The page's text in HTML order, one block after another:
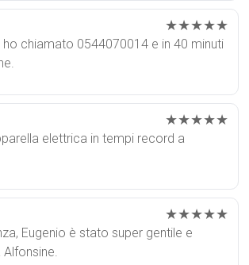
★★★★★
ho chiamato 0544070014 e in 40 minuti
★★★★★
elettrica in tempi record a
★★★★★
Eugenio è stato super gentile e